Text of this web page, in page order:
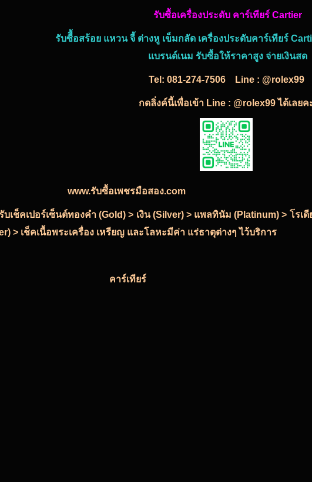
รับซื้อเครื่องประดับ คาร์เทียร์ Cartier
รับซืื้อสร้อย แหวน จี้ ต่างหู เข็มกลัด เครื่องประดับคาร์เทียร์
แบรนด์เนม รับซื้อให้ราคาสูง จ่ายเงินสด
Tel: 081-274-7506 Line : @rolex99
กดลิ่งค์นี้เพื่อเข้า Line : @rolex99 ได้เลยค
www.รับซื้อเพชรมือสอง.com
เช็คเปอร์เซ็นต์ทองคำ (Gold) > เงิน (Silver) > แพลทินัม (Platinum) > โรเ
> เช็คเนื้อพระเครื่อง เหรียญ และโลหะมีค่า แร่ธาตุต่างๆ ไว้บริการ
คาร์เทียร์